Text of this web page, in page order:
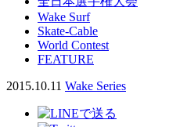
Wake Surf
Skate-Cable
World Contest
FEATURE
2015.10.11 Wake Series